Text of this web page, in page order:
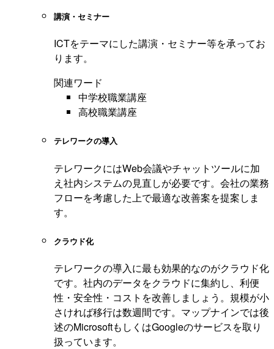
講演・セミナー
ICTをテーマにした講演・セミナー等を承ってお
ります。
関連ワード
中学校職業講座
高校職業講座
テレワークの導入
テレワークにはWeb会議やチャットツールに加
え社内システムの見直しが必要です。会社の業務
フローを考慮した上で最適な改善案を提案しま
す。
クラウド化
テレワークの導入に最も効果的なのがクラウド化
です。社内のデータをクラウドに集約し、利便
性・安全性・コストを改善しましょう。規模が小
さければ移行は数週間です。マップナインでは後
述のMicrosoftもしくはGoogleのサービスを取り
扱っています。